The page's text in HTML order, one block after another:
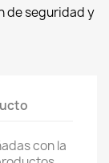
de seguridad y
con la